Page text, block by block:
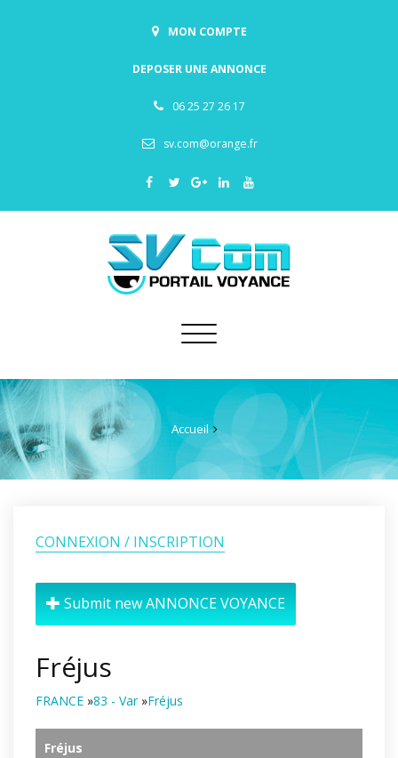
MON COMPTE
DEPOSER UNE ANNONCE
06 25 27 26 17
sv.com@orange.fr
Toggle
Accueil
CONNEXION / INSCRIPTION
Submit new ANNONCE VOYANCE
Fréjus
FRANCE »83 - Var»Fréjus
Fréjus